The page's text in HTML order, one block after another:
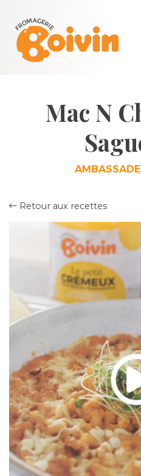
Mac N
Retour aux recettes